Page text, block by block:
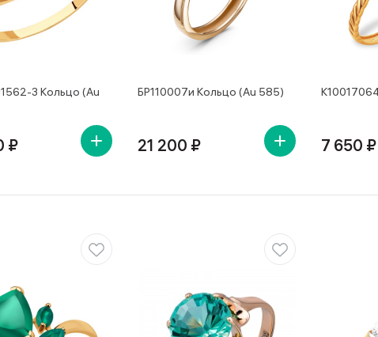
3 Кольцо (Au
₽
БР110007и Кольцо (Au 585)
21 200 ₽ 7 650 ₽